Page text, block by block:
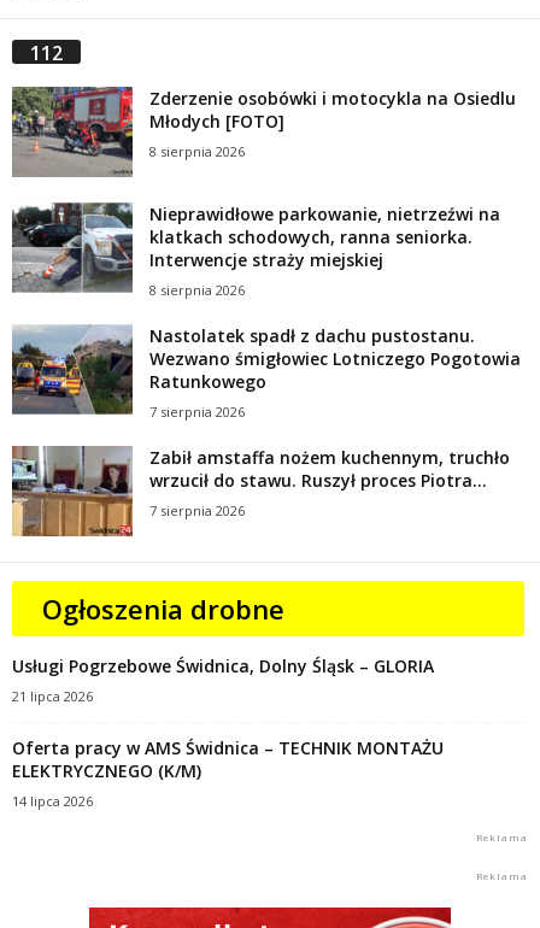
112
Zderzenie osobówki i motocykla na Osiedlu
Młodych [FOTO]
8 sierpnia 2026
Nieprawidłowe parkowanie, nietrzeźwi na
klatkach schodowych, ranna seniorka.
Interwencje straży miejskiej
8 sierpnia 2026
Nastolatek spadł z dachu pustostanu.
Wezwano śmigłowiec Lotniczego Pogotowia
Ratunkowego
7 sierpnia 2026
Zabił amstaffa nożem kuchennym, truchło
wrzucił do stawu. Ruszył proces Piotra...
7 sierpnia 2026
Ogłoszenia drobne
Usługi Pogrzebowe Świdnica, Dolny Śląsk – GLORIA
21 lipca 2026
Oferta pracy w AMS Świdnica – TECHNIK MONTAŻU
ELEKTRYCZNEGO (K/M)
14 lipca 2026